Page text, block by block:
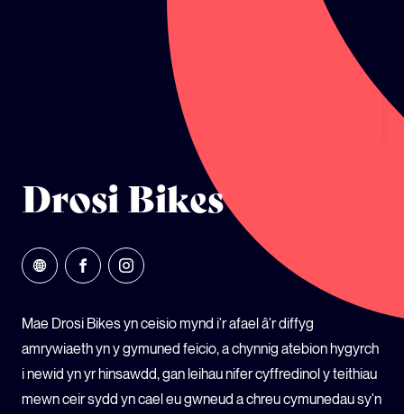
Drosi Bikes
Mae Drosi Bikes yn ceisio mynd i'r afael â'r diffyg
amrywiaeth yn y gymuned feicio, a chynnig atebion hygyrch
i newid yn yr hinsawdd, gan leihau nifer cyffredinol y teithiau
mewn ceir sydd yn cael eu gwneud a chreu cymunedau sy'n
LLYSGENHADON HINSAWDD IEUENCTID